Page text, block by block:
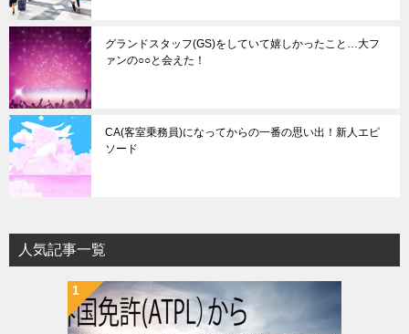
グランドスタッフ(GS)をしていて嬉しかったこと…大フ
ァンの○○と会えた！
CA(客室乗務員)になってからの一番の思い出！新人エピ
ソード
人気記事一覧